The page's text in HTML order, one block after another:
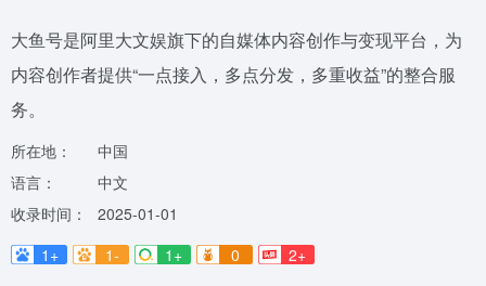
大鱼号是阿里大文娱旗下的自媒体内容创作与变现平台，为
内容创作者提供“一点接入，多点分发，多重收益”的整合服
务。
所在地：
中国
语言：
中文
收录时间：
2025-01-01
1+
1- 1+ 0 2+